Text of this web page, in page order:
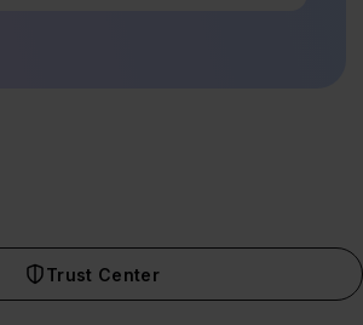
Trust Center